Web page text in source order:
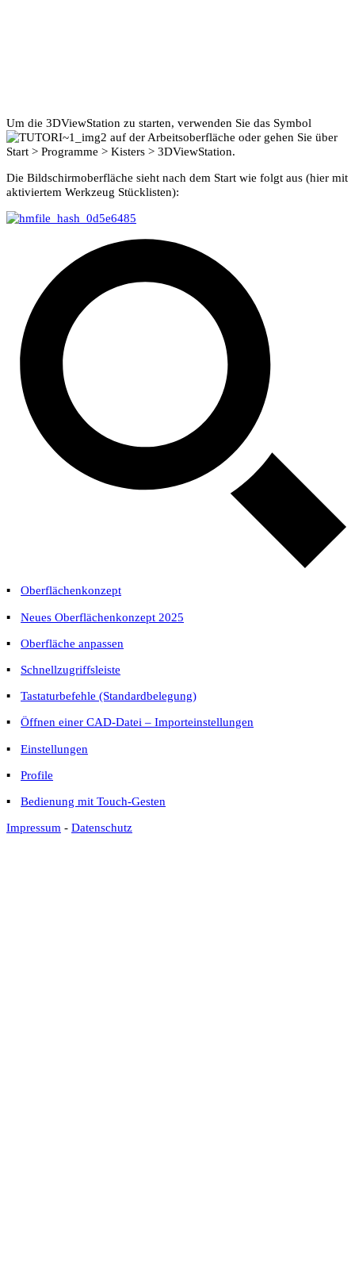
Um die 3DViewStation zu starten, verwenden Sie das Symbol
auf der Arbeitsoberfläche oder gehen Sie über
Start > Programme > Kisters > 3DViewStation.
Die Bildschirmoberfläche sieht nach dem Start wie folgt aus (hier mit
aktiviertem Werkzeug Stücklisten):
▪
Oberflächenkonzept
▪
Neues Oberflächenkonzept 2025
▪
Oberfläche anpassen
▪
Schnellzugriffsleiste
▪
Tastaturbefehle (Standardbelegung)
▪
Öffnen einer CAD-Datei – Importeinstellungen
▪
Einstellungen
▪
Profile
▪
Bedienung mit Touch-Gesten
Impressum - Datenschutz